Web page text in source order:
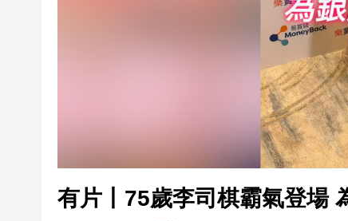
有片丨75歲李司棋霸氣登場